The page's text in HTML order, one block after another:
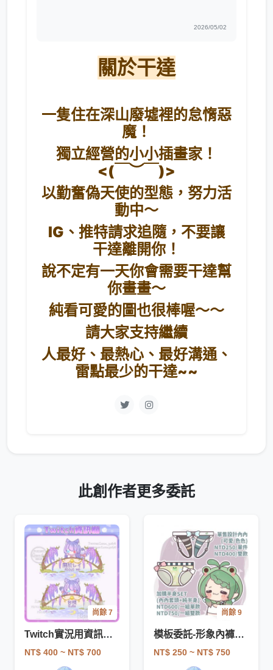
2026/05/02
關於干達
一隻住在深山廢墟裡的怠惰惡
魔！
獨立經營的小小插畫家！
<(￣︶￣)>
以勤奮偽天使的型態，努力活
動中～
IG、推特請求追隨，不要讓
干達離開你！
說不定有一天你會需要干達幫
你畫畫～
純看可愛的圖也很棒喔～～
請大家支持繼續
人最好、最熱心、最好溝通、
雷點最少的干達~~
此創作者更多委託
尚餘 7
Twitch實況用資訊欄繪圖委託
NT$ 400 ~ NT$ 700
尚餘 9
模板委託-形象內褲設計、內褲模板
NT$ 250 ~ NT$ 750